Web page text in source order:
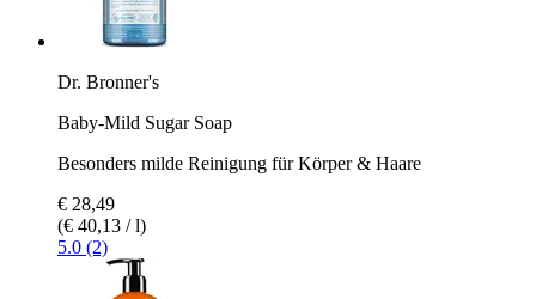
Dr. Bronner's
Baby-Mild Sugar Soap
Besonders milde Reinigung für Körper & Haare
€ 28,49
(€ 40,13 / l)
5.0 (2)